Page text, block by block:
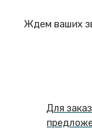
Ждем ваших
Для